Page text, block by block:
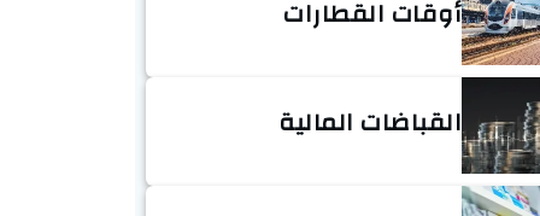
أوقات القطارات
القباضات المالية